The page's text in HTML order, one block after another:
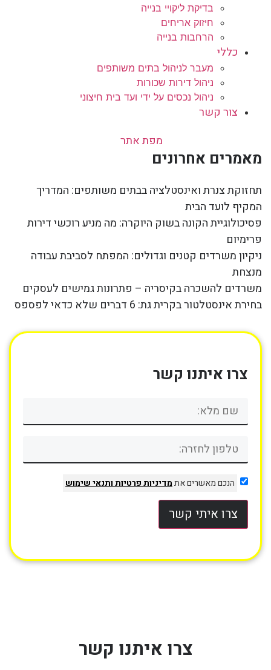
בדיקת ליקויי בנייה
חיזוק אריחים
הרחבות בנייה
כללי
מעבר לניהול בתים משותפים
ניהול דירות שכורות
ניהול נכסים על ידי ועד בית חיצוני
צור קשר
מפת אתר
מאמרים אחרונים
תחזוקת צנרת ואינסטלציה בבתים משותפים: המדריך
המקיף לועד הבית
פסיכולוגיית הקונה בשוק היוקרה: מה מניע רוכשי דירות
פרימיום
ניקיון משרדים קטנים וגדולים: המפתח לסביבת עבודה
מנצחת
משרדים להשכרה בקיסריה – פתרונות גמישים לעסקים
בחירת אינסטלטור בקרית גת: 6 דברים שלא כדאי לפספס
צרו איתנו קשר
הנכם מאשרים אתמדיניות פרטיותותנאי שימוש
צרו איתי קשר
צרו איתנו קשר